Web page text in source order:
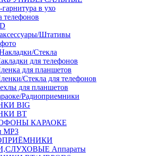
в ухо
телефонов
Штативы
Стекла
для телефонов
для планшетов
Стекла для телефонов
для планшетов
Радиоприемники
BIG
BT
КАРАОКЕ
MP3
Аппараты